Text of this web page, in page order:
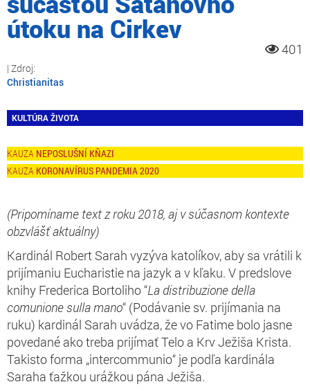
útoku na Cirkev
401
Christianitas
KULTÚRA ŽIVOTA
NEPOSLUŠNÍ KŇAZI
KORONAVÍRUS PANDEMIA 2020
(Pripomíname text z roku 2018, aj v súčasnom kontexte
obzvlášť aktuálny)
Kardinál Robert Sarah vyzýva katolíkov, aby sa vrátili k
prijímaniu Eucharistie na jazyk a v kľaku. V predslove
knihy Frederica Bortoliho “La distribuzione della
comunione sulla mano“ (Podávanie sv. prijímania na
ruku) kardinál Sarah uvádza, že vo Fatime bolo jasne
povedané ako treba prijímať Telo a Krv Ježiša Krista.
Takisto forma „intercommunio“ je podľa kardinála
Saraha ťažkou urážkou pána Ježiša.